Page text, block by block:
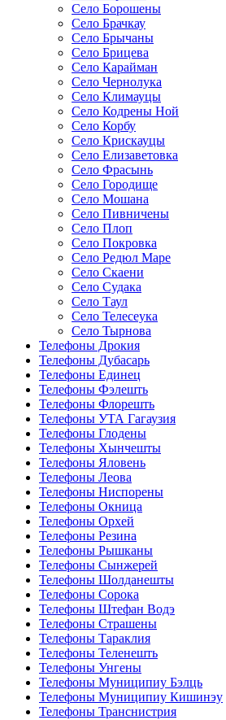
Село Борошены
Село Брачкау
Село Брычаны
Село Брицева
Село Карайман
Село Чернолука
Село Климауцы
Село Кодрены Ной
Село Корбу
Село Крискауцы
Село Елизаветовка
Село Фрасынь
Село Городище
Село Мошана
Село Пивничены
Село Плоп
Село Покровка
Село Редюл Маре
Село Скаени
Село Судака
Село Таул
Село Телесеука
Село Тырнова
Телефоны Дрокия
Телефоны Дубасарь
Телефоны Единец
Телефоны Фэлешть
Телефоны Флорешть
Телефоны УТА Гагаузия
Телефоны Глодены
Телефоны Хынчешты
Телефоны Яловень
Телефоны Леова
Телефоны Ниспорены
Телефоны Окница
Телефоны Орхей
Телефоны Резина
Телефоны Рышканы
Телефоны Сынжерей
Телефоны Шолданешты
Телефоны Сорока
Телефоны Штефан Водэ
Телефоны Страшены
Телефоны Тараклия
Телефоны Теленешть
Телефоны Унгены
Телефоны Муниципиу Бэлць
Телефоны Муниципиу Кишинэу
Телефоны Транснистрия